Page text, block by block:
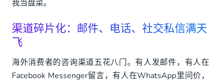
我当盘菜。
渠道碎片化：邮件、电话、社交私信满天
飞
海外消费者的咨询渠道五花八门。有人发邮件，有人在
Facebook Messenger留言，有人在WhatsApp里问价，